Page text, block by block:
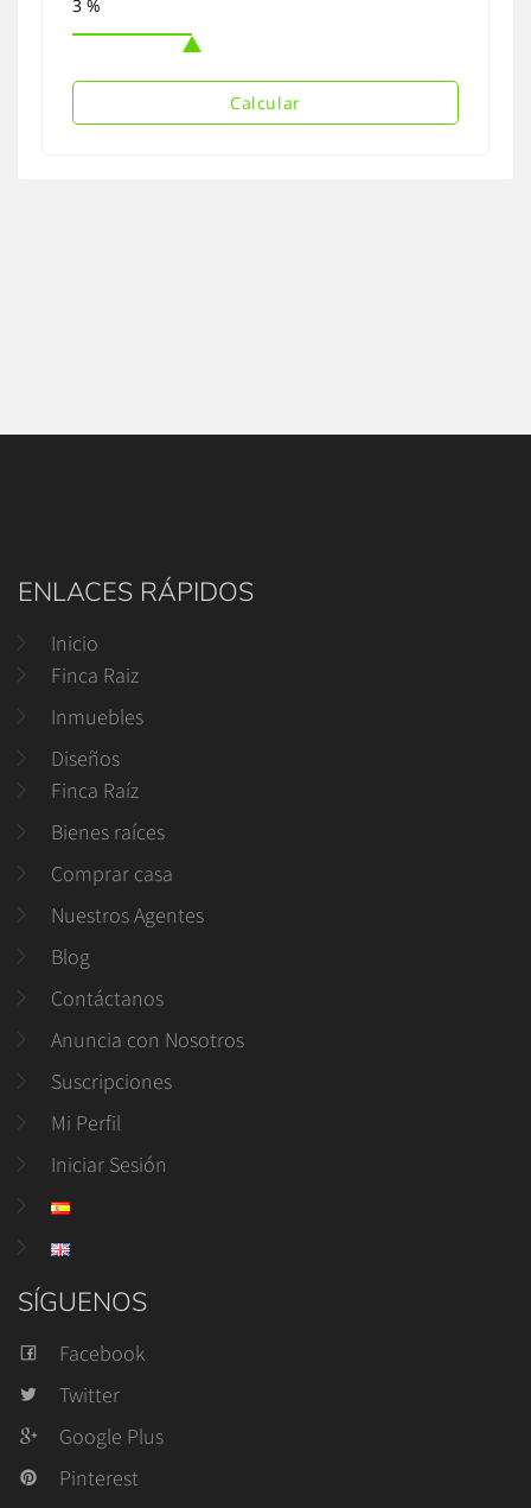
Calcular
ENLACES RÁPIDOS
Inicio
Finca Raiz
Inmuebles
Diseños
Finca Raíz
Bienes raíces
Comprar casa
Nuestros Agentes
Blog
Contáctanos
Anuncia con Nosotros
Suscripciones
Mi Perfil
Iniciar Sesión
SÍGUENOS
Facebook
Twitter
Google Plus
Pinterest